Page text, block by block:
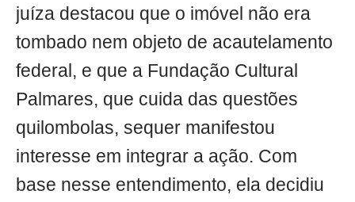
juíza destacou que o imóvel não era
tombado nem objeto de acautelamento
federal, e que a Fundação Cultural
Palmares, que cuida das questões
quilombolas, sequer manifestou
interesse em integrar a ação. Com
base nesse entendimento, ela decidiu